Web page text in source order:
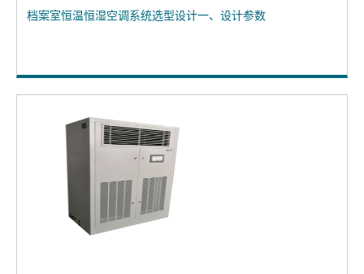
档案室恒温恒湿空调系统选型设计一、设计参数